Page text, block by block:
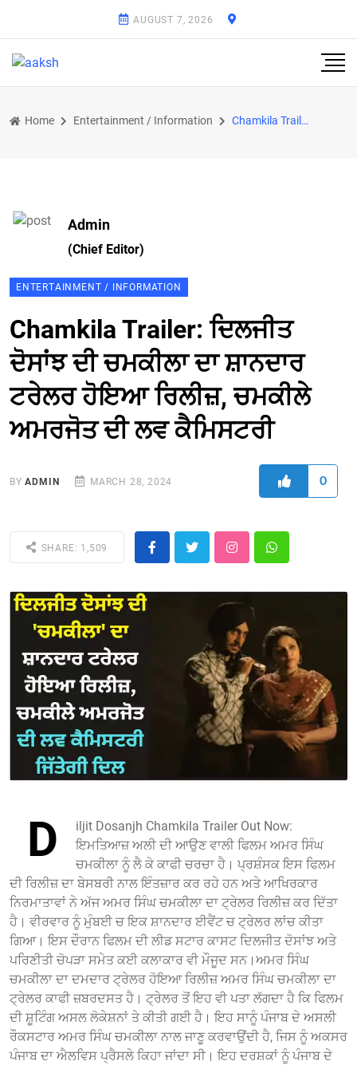
AUGUST 7, 2026
Home Entertainment / Information Chamkila Trailer: ਦਿਲਜੀਤ ਦੋਸਾਂਝ ਦੀ ਚਮਕੀਲਾ ਦਾ ਸ਼ਾਨਦਾਰ ਟਰੇਲਰ ਹੋਇਆ ਰਿਲੀਜ਼, ਚਮਕੀਲੇ ਅਮਰਜੋਤ ਦੀ ਲਵ ਕੈਮਿਸਟਰੀ
Admin
(Chief Editor)
ENTERTAINMENT / INFORMATION
Chamkila Trailer: ਦਿਲਜੀਤ
ਦੋਸਾਂਝ ਦੀ ਚਮਕੀਲਾ ਦਾ ਸ਼ਾਨਦਾਰ
ਟਰੇਲਰ ਹੋਇਆ ਰਿਲੀਜ਼, ਚਮਕੀਲੇ
ਅਮਰਜੋਤ ਦੀ ਲਵ ਕੈਮਿਸਟਰੀ
BYADMIN MARCH 28, 2024 0
SHARE: 1,509
D
iljit Dosanjh Chamkila Trailer Out Now:
ਇਮਤਿਆਜ਼ ਅਲੀ ਦੀ ਆਉਣ ਵਾਲੀ ਫਿਲਮ ਅਮਰ ਸਿੰਘ
ਚਮਕੀਲਾ ਨੂੰ ਲੈ ਕੇ ਕਾਫੀ ਚਰਚਾ ਹੈ। ਪ੍ਰਸ਼ੰਸਕ ਇਸ ਫਿਲਮ
ਦੀ ਰਿਲੀਜ਼ ਦਾ ਬੇਸਬਰੀ ਨਾਲ ਇੰਤਜ਼ਾਰ ਕਰ ਰਹੇ ਹਨ ਅਤੇ ਆਖਿਰਕਾਰ
ਨਿਰਮਾਤਾਵਾਂ ਨੇ ਅੱਜ ਅਮਰ ਸਿੰਘ ਚਮਕੀਲਾ ਦਾ ਟ੍ਰੇਲਰ ਰਿਲੀਜ਼ ਕਰ ਦਿੱਤਾ
ਹੈ। ਵੀਰਵਾਰ ਨੂੰ ਮੁੰਬਈ ਚ ਇਕ ਸ਼ਾਨਦਾਰ ਈਵੈਂਟ ਚ ਟ੍ਰੇਲਰ ਲਾਂਚ ਕੀਤਾ
ਗਿਆ। ਇਸ ਦੌਰਾਨ ਫਿਲਮ ਦੀ ਲੀਡ ਸਟਾਰ ਕਾਸਟ ਦਿਲਜੀਤ ਦੋਸਾਂਝ ਅਤੇ
ਪਰਿਣੀਤੀ ਚੋਪੜਾ ਸਮੇਤ ਕਈ ਕਲਾਕਾਰ ਵੀ ਮੌਜੂਦ ਸਨ।ਅਮਰ ਸਿੰਘ
ਚਮਕੀਲਾ ਦਾ ਦਮਦਾਰ ਟ੍ਰੇਲਰ ਹੋਇਆ ਰਿਲੀਜ਼ ਅਮਰ ਸਿੰਘ ਚਮਕੀਲਾ ਦਾ
ਟ੍ਰੇਲਰ ਕਾਫੀ ਜ਼ਬਰਦਸਤ ਹੈ। ਟ੍ਰੇਲਰ ਤੋਂ ਇਹ ਵੀ ਪਤਾ ਲੱਗਦਾ ਹੈ ਕਿ ਫਿਲਮ
ਦੀ ਸ਼ੂਟਿੰਗ ਅਸਲ ਲੋਕੇਸ਼ਨਾਂ ਤੇ ਕੀਤੀ ਗਈ ਹੈ। ਇਹ ਸਾਨੂੰ ਪੰਜਾਬ ਦੇ ਅਸਲੀ
ਰੌਕਸਟਾਰ ਅਮਰ ਸਿੰਘ ਚਮਕੀਲਾ ਨਾਲ ਜਾਣੂ ਕਰਵਾਉਂਦੀ ਹੈ, ਜਿਸ ਨੂੰ ਅਕਸਰ
ਪੰਜਾਬ ਦਾ ਐਲਵਿਸ ਪ੍ਰੈਸਲੇ ਕਿਹਾ ਜਾਂਦਾ ਸੀ। ਇਹ ਦਰਸ਼ਕਾਂ ਨੂੰ ਪੰਜਾਬ ਦੇ